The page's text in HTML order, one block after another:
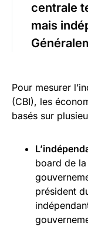
centrale
mais
Pour mesurer
(CBI), les
basés sur
board de
président